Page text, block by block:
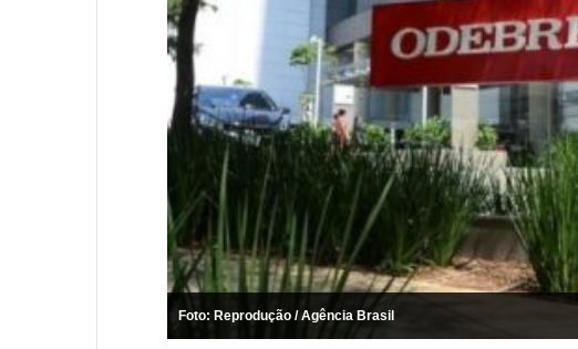
Foto: Reprodução / Agência Brasil